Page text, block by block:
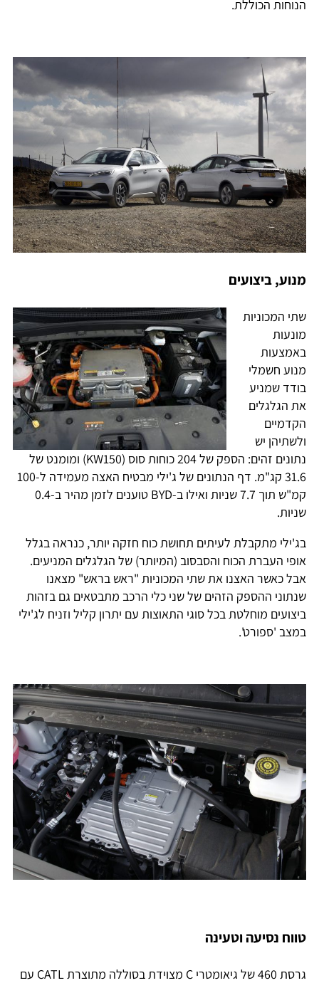
הנוחות הכוללת.
מנוע, ביצועים
שתי המכוניות
מונעות
באמצעות
מנוע חשמלי
בודד שמניע
את הגלגלים
הקדמיים
ולשתיהן יש
נתונים זהים: הספק של 204 כוחות סוס (KW150) ומומנט של
31.6 קג"מ. דף הנתונים של ג'ילי מבטיח האצה מעמידה ל-100
קמ"ש תוך 7.7 שניות ואילו ב-BYD טוענים לזמן מהיר ב-0.4
שניות.
בג'ילי מתקבלת לעיתים תחושת כוח חזקה יותר, כנראה בגלל
אופי העברת הכוח והסבסוב (המיותר) של הגלגלים המניעים.
אבל כאשר האצנו את שתי המכוניות "ראש בראש" מצאנו
שנתוני ההספק הזהים של שני כלי הרכב מתבטאים גם בזהות
ביצועים מוחלטת בכל סוגי התאוצות עם יתרון קליל וזניח לג'ילי
במצב 'ספורט'.
טווח נסיעה וטעינה
גרסת 460 של גיאומטרי C מצוידת בסוללה מתוצרת CATL עם